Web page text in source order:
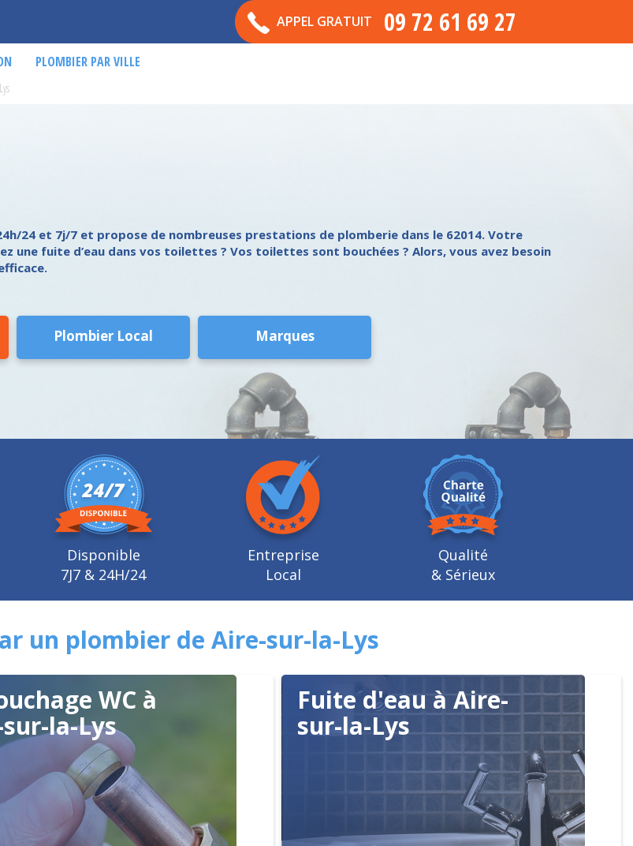
APPEL GRATUIT 09 72 61 69 27
PLOMBIER PAR VILLE
24 et 7j/7 et propose de nombreuses prestations de plomberie dans le 62014. Votre
une fuite d’eau dans vos toilettes ? Vos toilettes sont bouchées ? Alors, vous avez besoin
Plombier Local Marques
Disponible
7J7 & 24H/24
Entreprise
Local
Qualité
& Sérieux
un plombier de Aire-sur-la-Lys
WC à
la-Lys
Fuite d'eau à Aire-
sur-la-Lys